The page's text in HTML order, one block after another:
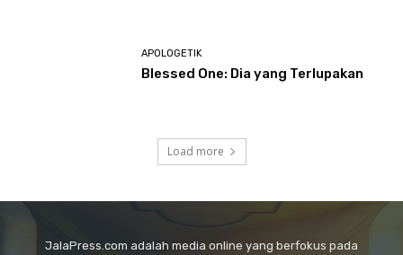
APOLOGETIK
Blessed One: Dia yang Terlupakan
Load more
JalaPress.com adalah media online yang berfokus pada